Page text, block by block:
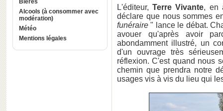
Bières
Alcools (à consommer avec
modération)
Météo
Mentions légales
L'éditeur,Terre Vivante, en
déclare que nous sommes
funéraire" lance le débat.
avouer qu'après avoir
abondamment illustré, un
d'un ouvrage très
réflexion. C'est quand nous
chemin que prendra notre
usages vis à vis du lieu qui